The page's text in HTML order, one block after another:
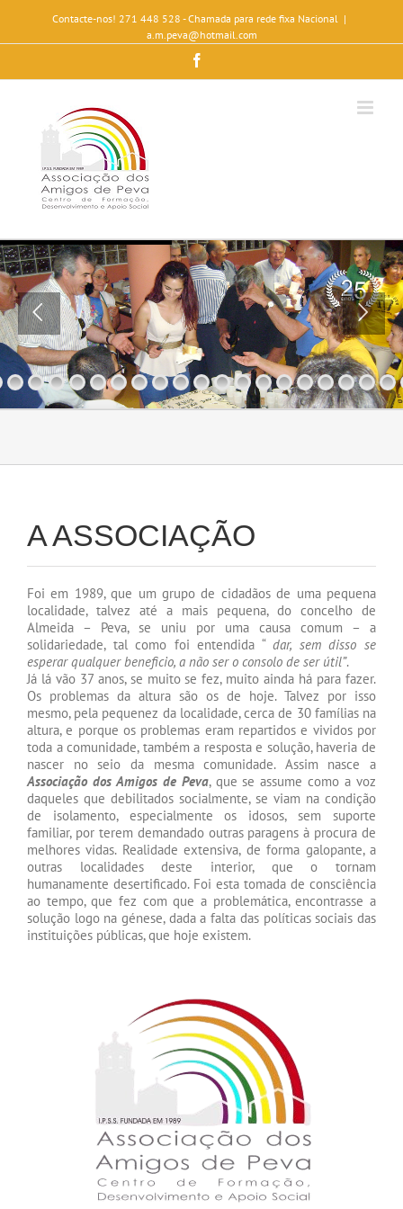
Contacte-nos! 271 448 528 - Chamada para rede fixa Nacional |
a.m.peva@hotmail.com
A ASSOCIAÇÃO
Foi em 1989, que um grupo de cidadãos de uma pequena
localidade, talvez até a mais pequena, do concelho de
Almeida – Peva, se uniu por uma causa comum – a
solidariedade, tal como foi entendida “dar, sem disso se
esperar qualquer beneficio, a não ser o consolo de ser útil”.
Já lá vão 37 anos, se muito se fez, muito ainda há para fazer.
Os problemas da altura são os de hoje. Talvez por isso
mesmo, pela pequenez da localidade, cerca de 30 famílias na
altura, e porque os problemas eram repartidos e vividos por
toda a comunidade, também a resposta e solução, haveria de
nascer no seio da mesma comunidade. Assim nasce a
Associação dos Amigos de Peva, que se assume como a voz
daqueles que debilitados socialmente, se viam na condição
de isolamento, especialmente os idosos, sem suporte
familiar, por terem demandado outras paragens à procura de
melhores vidas. Realidade extensiva, de forma galopante, a
outras localidades deste interior, que o tornam
humanamente desertificado. Foi esta tomada de consciência
ao tempo, que fez com que a problemática, encontrasse a
solução logo na génese, dada a falta das políticas sociais das
instituições públicas, que hoje existem.